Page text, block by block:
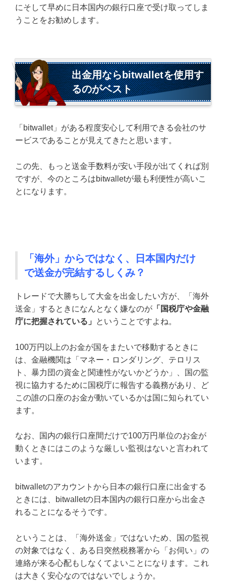
にそして早めに日本国内の銀行口座で受け取ってしま
うことをお勧めします。
出金用ならbitwalletを使用す
るのがベスト
「bitwallet」がある程度安心して利用できる会社のサ
ービスであることが見えてきたと思います。
この先、もっと送金手数料が安い手段が出てくれば別
ですが、今のところはbitwalletが最も利便性が高いこ
とになります。
「海外」からではなく、日本国内だけ
で送金が完結するしくみ？
トレードで大勝ちして大金を出金したい方が、「海外
送金」するときになんとなく嫌なのが 「国税庁や金融
庁に把握されている」
ということですよね。
100万円以上のお金が国をまたいで移動するときに
は、金融機関は「マネー・ロンダリング、テロリス
ト、暴力団の資金と関連性がないかどうか」、国の監
視に協力するために国税庁に報告する義務があり、ど
この誰の口座のお金が動いているかは国に知られてい
ます。
なお、国内の銀行口座間だけで100万円単位のお金が
動くときにはこのような厳しい監視はないと言われて
います。
bitwalletのアカウントから日本の銀行口座に出金する
ときには、bitwalletの日本国内の銀行口座から出金さ
れることになるそうです。
ということは、「海外送金」ではないため、国の監視
の対象ではなく、ある日突然税務署から「お伺い」の
連絡が来る心配もしなくてよいことになります。これ
は大きく安心なのではないでしょうか。